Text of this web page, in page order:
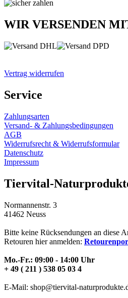
WIR VERSENDEN
Vertrag widerrufen
Service
Zahlungsarten
Versand- & Zahlungsbedingungen
AGB
Widerrufsrecht & Widerrufsformular
Datenschutz
Impressum
Tiervital-
Normannenstr. 3
41462 Neuss
Bitte keine Rücksendungen an diese
Retouren hier anmelden:
Mo.-Fr.: 09:00 - 14:00 Uhr
+ 49 ( 211 ) 538 05 03 4
E-Mail: shop@tiervital-